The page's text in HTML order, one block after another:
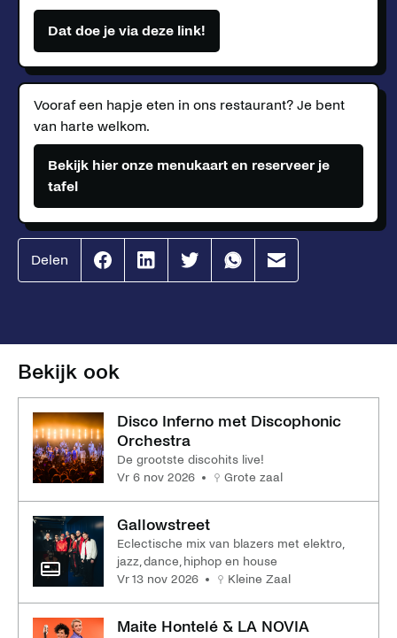
Dat doe je via deze link!
Vooraf een hapje eten in ons restaurant? Je bent
van harte welkom.
Bekijk hier onze menukaart en reserveer je
tafel
Delen
Effenaar
op
Effenaar
op
Effenaar
op
Effenaar
op
Effenaar
op
Bekijk ook
Disco Inferno met Discophonic
Orchestra
De grootste discohits live!
vr 6 nov 2026
Grote zaal
Gallowstreet
Eclectische mix van blazers met elektro,
jazz, dance, hiphop en house
vr 13 nov 2026
Kleine Zaal
Maite Hontelé & LA NOVIA